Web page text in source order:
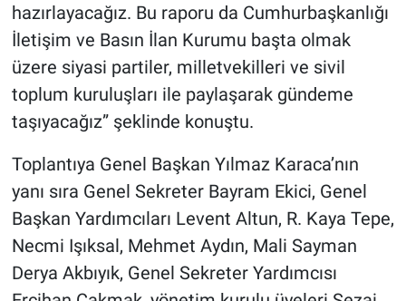
hazırlayacağız. Bu raporu da Cumhurbaşkanlığı
İletişim ve Basın İlan Kurumu başta olmak
üzere siyasi partiler, milletvekilleri ve sivil
toplum kuruluşları ile paylaşarak gündeme
taşıyacağız” şeklinde konuştu.
Toplantıya Genel Başkan Yılmaz Karaca’nın
yanı sıra Genel Sekreter Bayram Ekici, Genel
Başkan Yardımcıları Levent Altun, R. Kaya Tepe,
Necmi Işıksal, Mehmet Aydın, Mali Sayman
Derya Akbıyık, Genel Sekreter Yardımcısı